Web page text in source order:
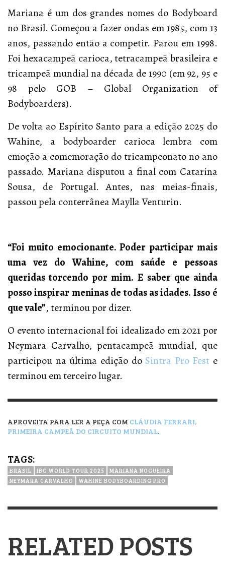
Mariana é um dos grandes nomes do Bodyboard
no Brasil. Começou a fazer ondas em 1985, com 13
anos, passando então a competir. Parou em 1998.
Foi hexacampeã carioca, tetracampeã brasileira e
tricampeã mundial na década de 1990 (em 92, 95 e
98 pelo GOB – Global Organization of
Bodyboarders).
De volta ao Espírito Santo para a edição 2025 do
Wahine, a bodyboarder carioca lembra com
emoção a comemoração do tricampeonato no ano
passado. Mariana disputou a final com Catarina
Sousa, de Portugal. Antes, nas meias-finais,
passou pela conterrânea Maylla Venturin.
“Foi muito emocionante. Poder participar mais
uma vez do Wahine, com saúde e pessoas
queridas torcendo por mim. E saber que ainda
posso inspirar meninas de todas as idades. Isso é
que vale”, terminou por dizer.
O evento internacional foi idealizado em 2021 por
Neymara Carvalho, pentacampeã mundial, que
participou na última edição do Sintra Pro Fest e
terminou em terceiro lugar.
APROVEITA PARA LER A PEÇA COM CLÁUDIA FERRARI,
PRIMEIRA CAMPEÃ DO CIRCUITO MUNDIAL.
TAGS:
BRASIL IBC WORLD TOUR 2025
MARIANA NOGUEIRA
NEYMARA CARVALHO
WAHINE BODYBOARDING PRO
RELATED POSTS